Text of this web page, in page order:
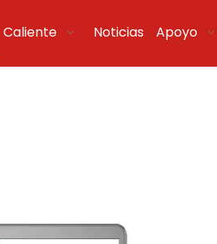
Caliente Noticias Apoyo